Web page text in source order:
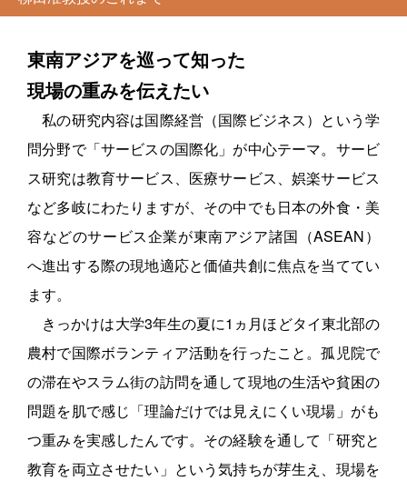
東南アジアを巡って知った
現場の重みを伝えたい
私の研究内容は国際経営（国際ビジネス）という学
問分野で「サービスの国際化」が中心テーマ。サービ
ス研究は教育サービス、医療サービス、娯楽サービス
など多岐にわたりますが、その中でも日本の外食・美
容などのサービス企業が東南アジア諸国（ASEAN）
へ進出する際の現地適応と価値共創に焦点を当ててい
ます。
きっかけは大学3年生の夏に1ヵ月ほどタイ東北部の
農村で国際ボランティア活動を行ったこと。孤児院で
の滞在やスラム街の訪問を通して現地の生活や貧困の
問題を肌で感じ「理論だけでは見えにくい現場」がも
つ重みを実感したんです。その経験を通して「研究と
教育を両立させたい」という気持ちが芽生え、現場を